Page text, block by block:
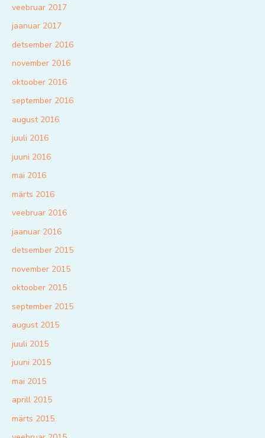
veebruar 2017
jaanuar 2017
detsember 2016
november 2016
oktoober 2016
september 2016
august 2016
juuli 2016
juuni 2016
mai 2016
märts 2016
veebruar 2016
jaanuar 2016
detsember 2015
november 2015
oktoober 2015
september 2015
august 2015
juuli 2015
juuni 2015
mai 2015
aprill 2015
märts 2015